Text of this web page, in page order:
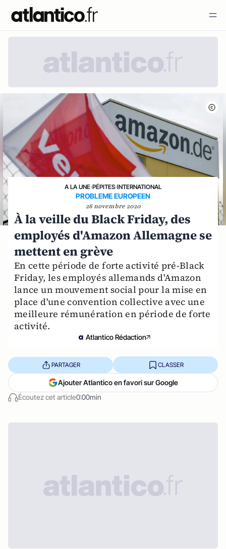
A LA UNE›PÉPITES›INTERNATIONAL
PROBLEME EUROPEEN
26 novembre 2020
À la veille du Black Friday, des
employés d'Amazon Allemagne se
mettent en grève
En cette période de forte activité pré-Black
Friday, les employés allemands d'Amazon
lance un mouvement social pour la mise en
place d'une convention collective avec une
meilleure rémunération en période de forte
activité.
Atlantico Rédaction
Écoutez cet article0:00min
PARTAGER CLASSER
Ajouter Atlantico en favori sur Google